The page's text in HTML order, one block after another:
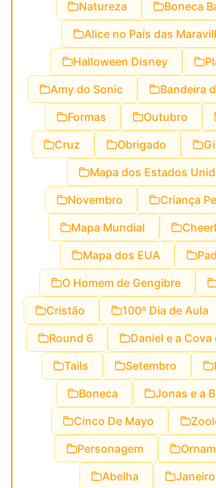
Natureza
Boneca
Alice no País das
Halloween Disney
Amy do Sonic
Bandeira
Formas
Outubro
Cruz
Obrigado
Mapa dos Estados
Novembro
Criança
Mapa Mundial
Mapa dos EUA
O Homem de Gengibre
Cristão
100º Dia de Aula
Round 6
Daniel e a Cova
Tails
Setembro
Boneca
Jonas e a
Cinco De Mayo
Personagem
Abelha
Janeiro